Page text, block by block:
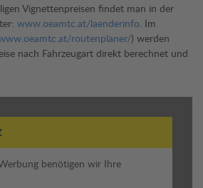
Vignettenpreisen findet man in der
www.oeamtc.at/laenderinfo. Im
routenplaner/) werden
nach Fahrzeugart direkt berechnet und
benötigen wir Ihre